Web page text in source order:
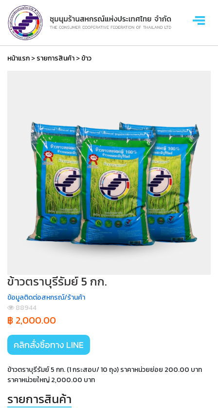
หน้าแรก>รายการสินค้า>ข้าว
ข้าวตราบุรีรัมย์ 5 กก.
ข้อมูลติดต่อสหกรณ์/ร้านค้า
88944
฿ 2,000.00
คลิกสั่งซิ้อทาง LINE
ข้าวตราบุรีรัมย์ 5 กก. (1 กระสอบ/ 10 ถุง) ราคาหน่วยย่อย 200.00 บาท
ราคาหน่วยใหญ่ 2,000.00 บาท
รายการสินค้า